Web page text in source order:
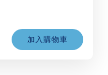
加入購物車